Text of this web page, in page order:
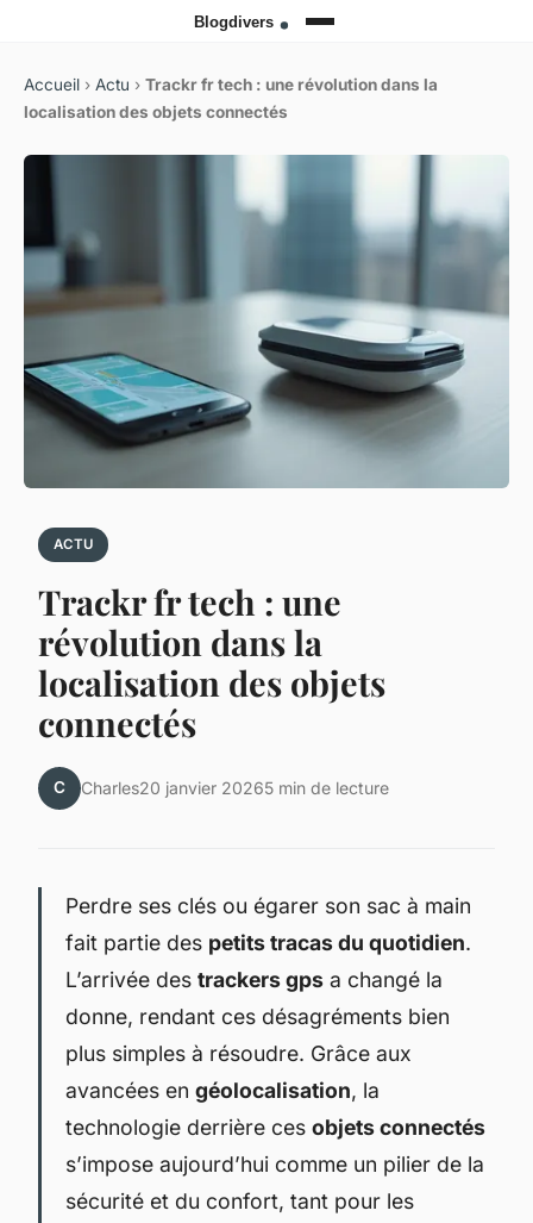
Accueil › Actu › Trackr fr tech : une révolution dans la
localisation des objets connectés
ACTU
Trackr fr tech : une
révolution dans la
localisation des objets
connectés
C Charles20 janvier 20265 min de lecture
Perdre ses clés ou égarer son sac à main
fait partie des petits tracas du quotidien.
L’arrivée des trackers gps a changé la
donne, rendant ces désagréments bien
plus simples à résoudre. Grâce aux
avancées en géolocalisation, la
technologie derrière ces objets connectés
s’impose aujourd’hui comme un pilier de la
sécurité et du confort, tant pour les